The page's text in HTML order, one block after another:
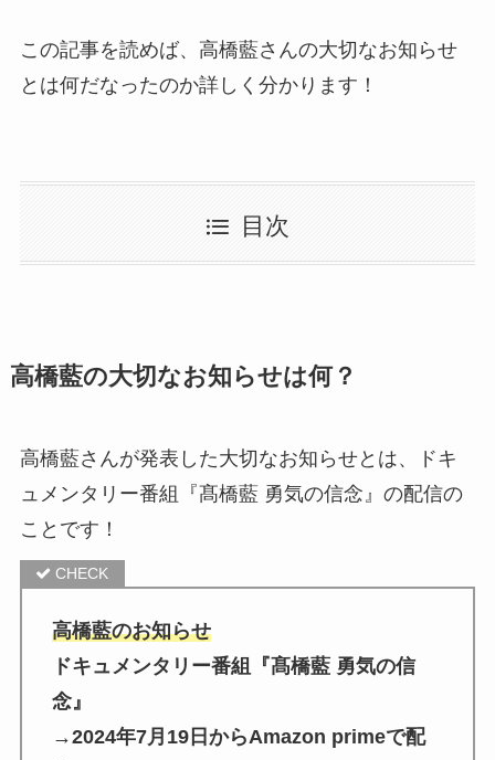
この記事を読めば、高橋藍さんの大切なお知らせ
とは何だなったのか詳しく分かります！
目次
高橋藍の大切なお知らせは何？
高橋藍さんが発表した大切なお知らせとは、ドキ
ュメンタリー番組『髙橋藍 勇気の信念』の配信の
ことです！
高橋藍のお知らせ
ドキュメンタリー番組『髙橋藍 勇気の信
念』
→2024年7月19日からAmazon primeで配